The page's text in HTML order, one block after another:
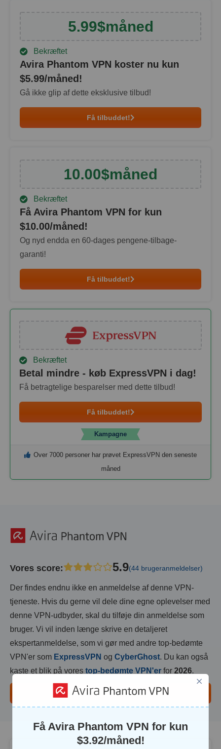
5.99$måned
Bekræftet
Avira Phantom VPN koster nu kun
$5.99/måned!
Gå ikke glip af dette eksklusive tilbud!
Få tilbuddet!
10.00$måned
Bekræftet
Få Avira Phantom VPN for kun
$10.00/måned!
Og nyd endda en 60-dages pengene-tilbage-
garanti!
Få tilbuddet!
Bekræftet
Betal mindre - køb ExpressVPN i dag!
Få betragtelige besparelser med dette tilbud!
Få tilbuddet!
Kampagne
Over 7000 personer har prøvet ExpressVPN den seneste
måned
Vores score: 5.9(44 brugeranmeldelser)
Der findes endnu ikke en anmeldelse af denne VPN-
tjeneste. Hvis du gerne vil dele dine egne oplevelser med
denne VPN-udbyder, skal du tilføje din anmeldelse som
bruger. Vi vil inden længe skrive en detaljeret
ekspertanmeldelse, som vi gør med andre top-bedømte
VPN'er som ExpressVPN og CyberGhost. Du kan også
kaste et blik på vores top-bedømte VPN'er for 2026.
Fuld Anmeldelse
Få Avira Phantom VPN for kun
$3.92/måned!